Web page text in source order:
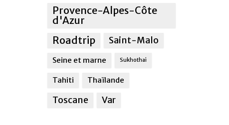
Provence-Alpes-Côte
d'Azur
Roadtrip
Saint-Malo
Seine et marne Sukhothai
Tahiti Thaïlande
Toscane Var